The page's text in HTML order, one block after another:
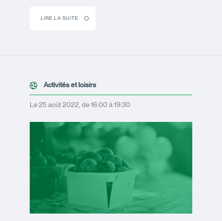
LIRE LA SUITE
Activités et loisirs
Le 25 août 2022, de 16:00 à 19:30